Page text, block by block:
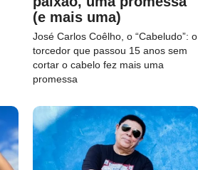
(e mais uma)
José Carlos Coêlho, o “Cabeludo”: o
torcedor que passou 15 anos sem
cortar o cabelo fez mais uma
promessa